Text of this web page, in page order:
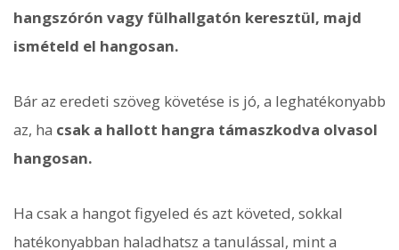
hangszórón vagy fülhallgatón keresztül, majd
ismételd el hangosan.
Bár az eredeti szöveg követése is jó, a leghatékonyabb
az, ha csak a hallott hangra támaszkodva olvasol
hangosan.
Ha csak a hangot figyeled és azt követed, sokkal
hatékonyabban haladhatsz a tanulással, mint a